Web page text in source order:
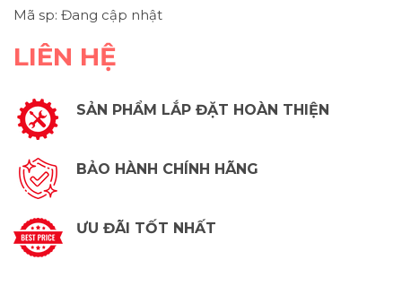
Mã sp: Đang cập nhật
LIÊN HỆ
SẢN PHẨM LẮP ĐẶT HOÀN THIỆN
BẢO HÀNH CHÍNH HÃNG
ƯU ĐÃI TỐT NHẤT